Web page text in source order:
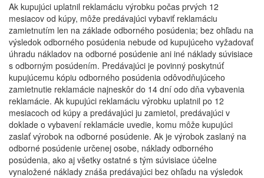
Ak kupujúci uplatnil reklamáciu výrobku počas prvých 12
mesiacov od kúpy, môže predávajúci vybaviť reklamáciu
zamietnutím len na základe odborného posúdenia; bez ohľadu na
výsledok odborného posúdenia nebude od kupujúceho vyžadovať
úhradu nákladov na odborné posúdenie ani iné náklady súvisiace
s odborným posúdením. Predávajúci je povinný poskytnúť
kupujúcemu kópiu odborného posúdenia odôvodňujúceho
zamietnutie reklamácie najneskôr do 14 dní odo dňa vybavenia
reklamácie. Ak kupujúci reklamáciu výrobku uplatnil po 12
mesiacoch od kúpy a predávajúci ju zamietol, predávajúci v
doklade o vybavení reklamácie uvedie, komu môže kupujúci
zaslať výrobok na odborné posúdenie. Ak je výrobok zaslaný na
odborné posúdenie určenej osobe, náklady odborného
posúdenia, ako aj všetky ostatné s tým súvisiace účelne
vynaložené náklady znáša predávajúci bez ohľadu na výsledok